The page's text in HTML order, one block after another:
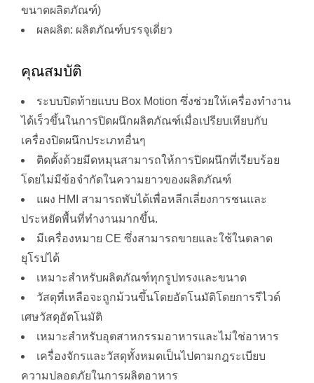
ขนาดผลิตภัณฑ์)
ผลผลิต: ผลิตภัณฑ์บรรจุเดี่ยว
คุณสมบัติ
ระบบปิดท้ายแบบ Box Motion ซึ่งช่วยให้เครื่องทำงาน
ได้เร็วขึ้นในการปิดผนึกผลิตภัณฑ์เมื่อเปรียบเทียบกับ
เครื่องปิดผนึกประเภทอื่นๆ
ติดตั้งด้วยมีดหมุนสามารถให้การปิดผนึกที่เรียบร้อย
โดยไม่มีข้อจำกัดในความยาวของผลิตภัณฑ์
แผง HMI สามารถพับได้เพื่อหลีกเลี่ยงการชนและ
ประหยัดพื้นที่ทำงานมากขึ้น.
มีเครื่องหมาย CE ซึ่งสามารถขายและใช้ในตลาด
ยุโรปได้
เหมาะสำหรับผลิตภัณฑ์ทุกรูปทรงและขนาด
วัสดุที่เหลือจะถูกม้วนขึ้นโดยอัตโนมัติโดยการรีไวด์
เศษวัสดุอัตโนมัติ
เหมาะสำหรับอุตสาหกรรมอาหารและไม่ใช่อาหาร
เครื่องจักรและวัสดุทั้งหมดเป็นไปตามกฎระเบียบ
ความปลอดภัยในการผลิตอาหาร